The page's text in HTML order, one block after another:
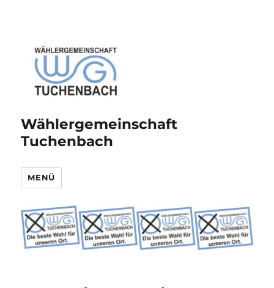
Wählergemeinschaft
Tuchenbach
MENÜ